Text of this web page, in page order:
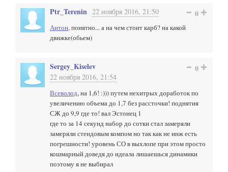
Ptr_Terenin 22 ноября 2016, 21:50 0
Антон, понятно... а на чем стоит карб? на какой
движке(обьем)
Sergey_Kiselev
22 ноября 2016, 21:54
0
Всеволод, на 1,6! :))) путем нехитрых доработок по
увеличению объема до 1,7 без рассточки! поднятия
СЖ до 9,9 где то! вал Эстонец 1
где то за 14 секунд набор до сотки стал замеряли
замеряли стендовым компом но так как не инж есть
погрешности! уровень СО в выхлопе при этом просто
кошмарный доведя до идеала лишаешься динамики
поэтому я не выбирал